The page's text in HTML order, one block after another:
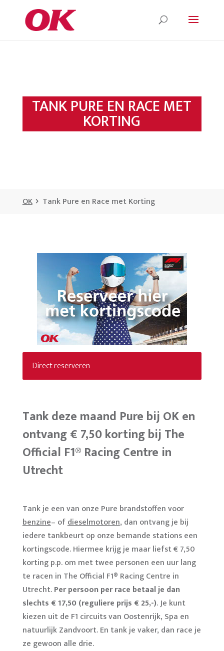
TANK PURE EN RACE MET
KORTING
OK Tank Pure en Race met Korting
Direct reserveren
Tank deze maand Pure bij OK en
ontvang € 7,50 korting bij The
Official F1® Racing Centre in
Utrecht
Tank je een van onze Pure brandstoffen voor
benzine– ofdieselmotoren, dan ontvang je bij
iedere tankbeurt op onze bemande stations een
kortingscode. Hiermee krijg je maar liefst € 7,50
korting p.p. om met twee personen een uur lang
te racen in The Official F1® Racing Centre in
Utrecht.Per persoon per race betaal je dan
slechts € 17,50 (reguliere prijs € 25,-). Je kunt
kiezen uit de F1 circuits van Oostenrijk, Spa en
natuurlijk Zandvoort. En tank je vaker, dan race je
ze gewoon alle drie.